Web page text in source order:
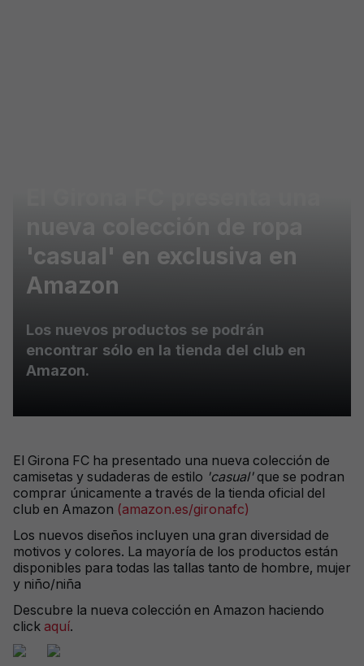
'casual' en exclusiva en
Amazon
Los nuevos productos se podrán
encontrar sólo en la tienda del club en
Amazon.
El Girona FC ha presentado una nueva colección de
camisetas y sudaderas de estilo 'casual'que se podran
comprar únicamente a través de la tienda oficial del
club en Amazon (amazon.es/gironafc)
Los nuevos diseños incluyen una gran diversidad de
motivos y colores. La mayoría de los productos están
disponibles para todas las tallas tanto de hombre, mujer
y niño/niña
Descubre la nueva colección en Amazon haciendo
click aquí.